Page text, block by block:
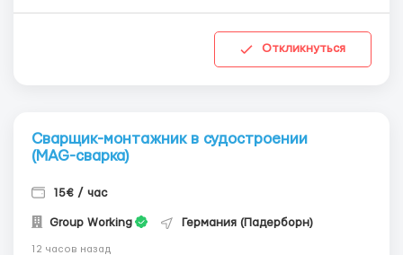
Откликнуться
Сварщик-монтажник в судостроении
(MAG-сварка)
15€ / час
Group Working Германия (Падерборн)
12 часов назад